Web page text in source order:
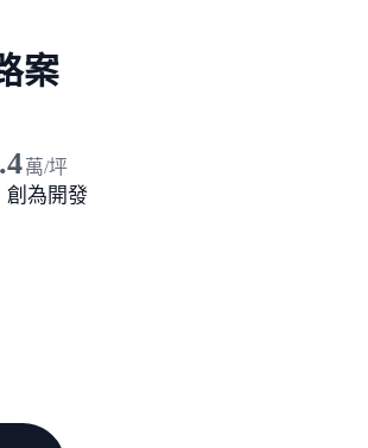
案
萬/坪
創為開發